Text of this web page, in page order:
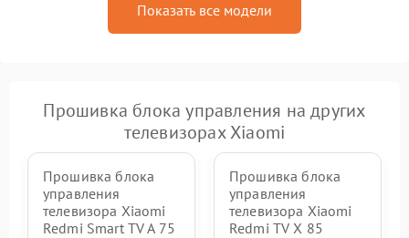
Показать все модели
Прошивка блока управления на других
телевизорах Xiaomi
Прошивка блока
управления
телевизора Xiaomi
Redmi Smart TV A 75
Прошивка блока
управления
телевизора Xiaomi
Redmi TV X 85